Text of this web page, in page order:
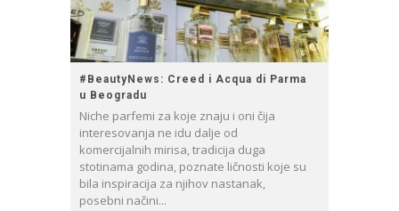
#BeautyNews: Creed i Acqua di Parma
u Beogradu
Niche parfemi za koje znaju i oni čija
interesovanja ne idu dalje od
komercijalnih mirisa, tradicija duga
stotinama godina, poznate ličnosti koje su
bila inspiracija za njihov nastanak,
posebni načini...